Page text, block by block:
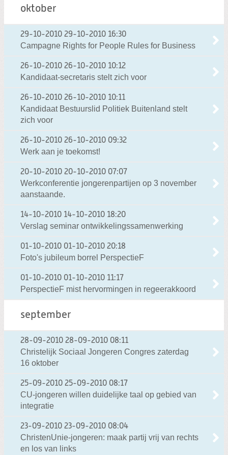
oktober
29-10-2010 29-10-2010 16:30
Campagne Rights for People Rules for Business
26-10-2010 26-10-2010 10:12
Kandidaat-secretaris stelt zich voor
26-10-2010 26-10-2010 10:11
Kandidaat Bestuurslid Politiek Buitenland stelt
zich voor
26-10-2010 26-10-2010 09:32
Werk aan je toekomst!
20-10-2010 20-10-2010 07:07
Werkconferentie jongerenpartijen op 3 november
aanstaande.
14-10-2010 14-10-2010 18:20
Verslag seminar ontwikkelingssamenwerking
01-10-2010 01-10-2010 20:18
Foto's jubileum borrel PerspectieF
01-10-2010 01-10-2010 11:17
PerspectieF mist hervormingen in regeerakkoord
september
28-09-2010 28-09-2010 08:11
Christelijk Sociaal Jongeren Congres zaterdag
16 oktober
25-09-2010 25-09-2010 08:17
CU-jongeren willen duidelijke taal op gebied van
integratie
23-09-2010 23-09-2010 08:04
ChristenUnie-jongeren: maak partij vrij van rechts
en los van links